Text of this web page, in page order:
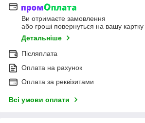
Ви отримаєте замовлення
або гроші повернуться на вашу картку
Детальніше
Післяплата
Оплата на рахунок
Оплата за реквізитами
Всі умови оплати